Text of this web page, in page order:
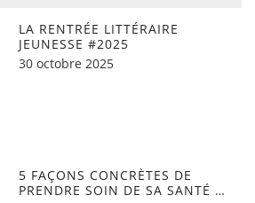
LA RENTRÉE LITTÉRAIRE
JEUNESSE #2025
30 octobre 2025
5 FAÇONS CONCRÈTES DE
PRENDRE SOIN DE SA SANTÉ …